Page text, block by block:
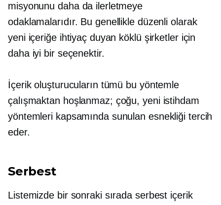
misyonunu daha da ilerletmeye
odaklamalarıdır. Bu genellikle düzenli olarak
yeni içeriğe ihtiyaç duyan köklü şirketler için
daha iyi bir seçenektir.
İçerik oluşturucuların tümü bu yöntemle
çalışmaktan hoşlanmaz; çoğu, yeni istihdam
yöntemleri kapsamında sunulan esnekliği tercih
eder.
Serbest
Listemizde bir sonraki sırada serbest içerik